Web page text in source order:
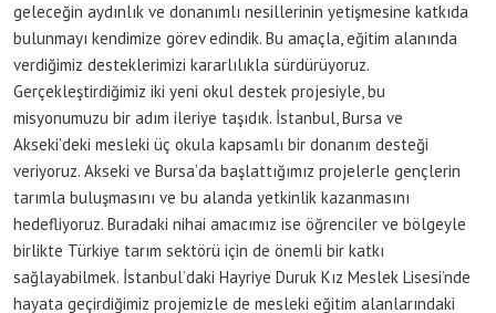
geleceğin aydınlık ve donanımlı nesillerinin yetişmesine katkıda
bulunmayı kendimize görev edindik. Bu amaçla, eğitim alanında
verdiğimiz desteklerimizi kararlılıkla sürdürüyoruz.
Gerçekleştirdiğimiz iki yeni okul destek projesiyle, bu
misyonumuzu bir adım ileriye taşıdık. İstanbul, Bursa ve
Akseki’deki mesleki üç okula kapsamlı bir donanım desteği
veriyoruz. Akseki ve Bursa’da başlattığımız projelerle gençlerin
tarımla buluşmasını ve bu alanda yetkinlik kazanmasını
hedefliyoruz. Buradaki nihai amacımız ise öğrenciler ve bölgeyle
birlikte Türkiye tarım sektörü için de önemli bir katkı
sağlayabilmek. İstanbul’daki Hayriye Duruk Kız Meslek Lisesi’nde
hayata geçirdiğimiz projemizle de mesleki eğitim alanlarındaki